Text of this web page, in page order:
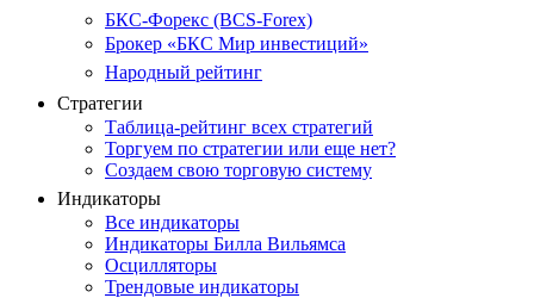
БКС-Форекс (BCS-Forex)
Брокер «БКС Мир инвестиций»
Народный рейтинг
Стратегии
Таблица-рейтинг всех стратегий
Торгуем по стратегии или еще нет?
Создаем свою торговую систему
Индикаторы
Все индикаторы
Индикаторы Билла Вильямса
Осцилляторы
Трендовые индикаторы